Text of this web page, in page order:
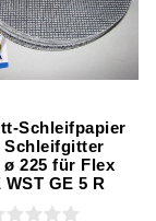
Schleifpapier
Schleifgitter
225 für Flex
WST GE 5 R